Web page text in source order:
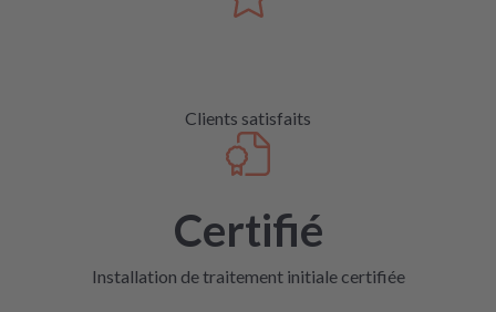
Clients satisfaits
Certifié
Installation de traitement initiale certifiée